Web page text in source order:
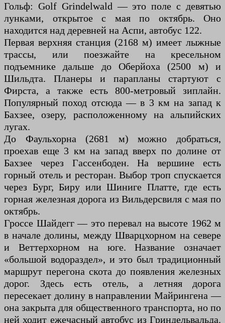
Гольф: Golf Grindelwald — это поле с девятью
лунками, открытое с мая по октябрь. Оно
находится над деревней на Аспи, автобус 122.
Первая верхняя станция (2168 м) имеет лыжные
трассы, или поезжайте на кресельном
подъемнике дальше до Оберйоха (2500 м) и
Шильдта. Планеры и парапланы стартуют с
Фирста, а также есть 800-метровый зиплайн.
Популярный поход отсюда — в 3 км на запад к
Бахзее, озеру, расположенному на альпийских
лугах.
До Фаульхорна (2681 м) можно добраться,
проехав еще 3 км на запад вверх по долине от
Бахзее через Гассенбоден. На вершине есть
горный отель и ресторан. Выбор троп спускается
через Бург, Биру или Шиниге Платте, где есть
горная железная дорога из Вильдерсвиля с мая по
октябрь.
Гроссе Шайдегг — это перевал на высоте 1962 м
в начале долины, между Шварцхорном на севере
и Веттерхорном на юге. Название означает
«большой водораздел», и это был традиционный
маршрут перегона скота до появления железных
дорог. Здесь есть отель, а летняя дорога
пересекает долину в направлении Майрингена —
она закрыта для общественного транспорта, но по
ней ходит ежечасный автобус из Гриндельвальда.